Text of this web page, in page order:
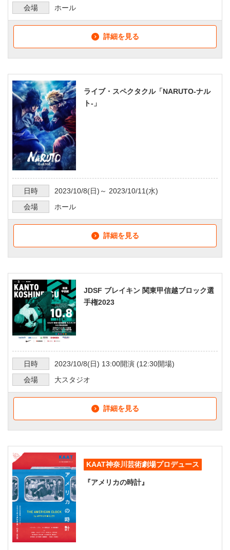
会場
ホール
詳細を見る
ライブ・スペクタクル「NARUTO-ナル
ト-」
日時 2023/10/8(日)～ 2023/10/11 (水)
会場
ホール
詳細を見る
JDSF ブレイキン 関東甲信越ブロック選
手権2023
日時 2023/10/8(日) 13:00開演 (12:30開場)
会場
大スタジオ
詳細を見る
KAAT神奈川芸術劇場プロデュース
『アメリカの時計』